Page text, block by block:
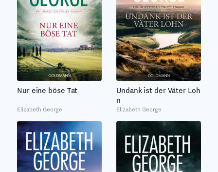
Nur eine böse Tat
Elizabeth George
Undank ist der Väter Loh
n
Elizabeth George